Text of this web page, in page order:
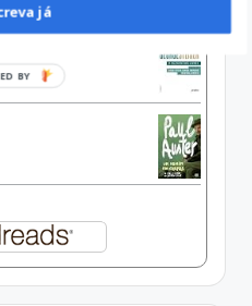
de Esse Vício
já
BY